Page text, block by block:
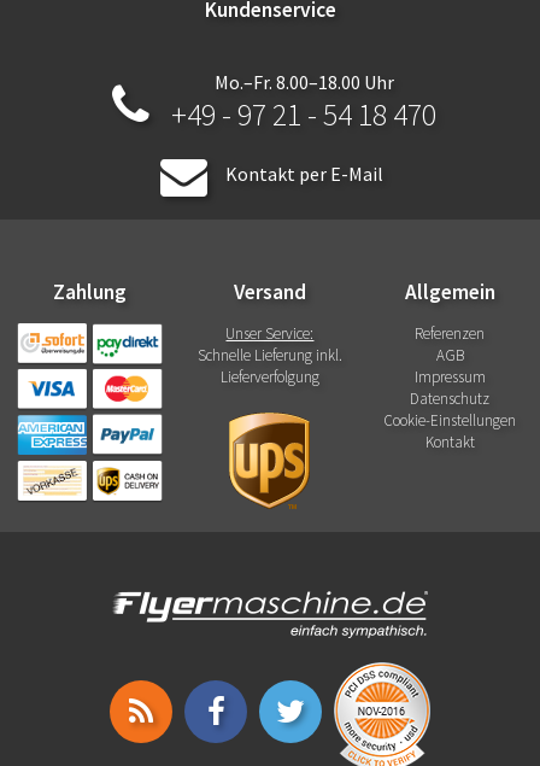
Kundenservice
Mo.–Fr. 8.00–18.00 Uhr
+49 - 97 21 - 54 18 470
Kontakt per E-Mail
Zahlung Versand
Unser Service:
Schnelle Lieferung inkl.
Lieferverfolgung
Allgemein
Referenzen
AGB
Impressum
Datenschutz
Cookie-Einstellungen
Kontakt